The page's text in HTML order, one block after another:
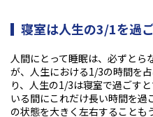
寝室は人生の3/1を過
人間にとって睡眠は、必ずと
が、人生における1/3の時間を
り、人生の1/3は寝室で過ごす
いる間にこれだけ長い時間を
の状態を大きく左右することも